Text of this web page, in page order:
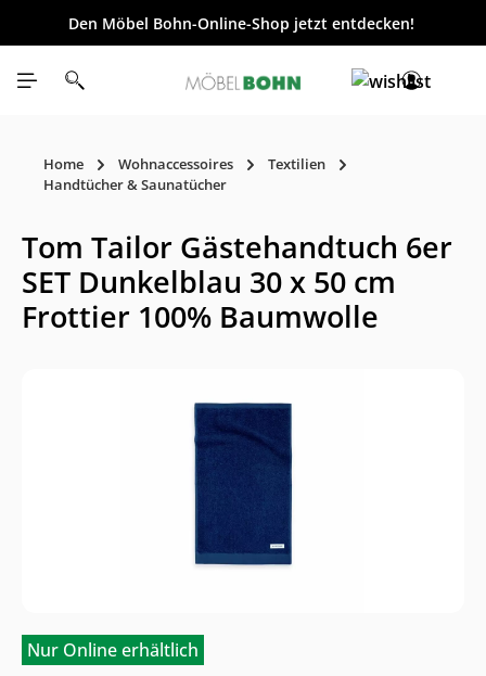
springen
Den Möbel Bohn-Online-Shop jetzt entdecken!
Home Wohnaccessoires
Textilien
Handtücher & Saunatücher
Tom Tailor Gästehandtuch 6er
SET Dunkelblau 30 x 50 cm
Frottier 100% Baumwolle
Nur Online erhältlich